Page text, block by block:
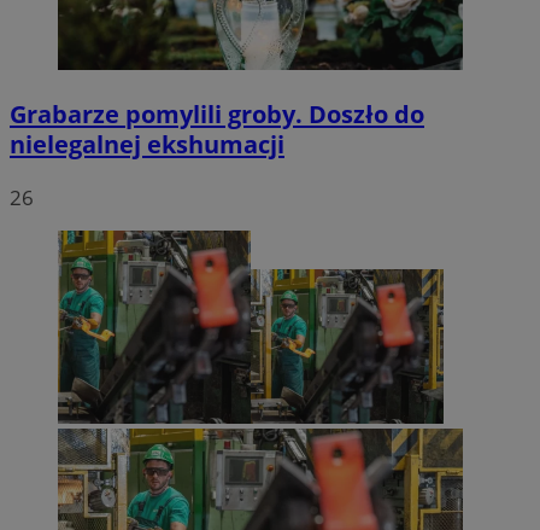
Grabarze pomylili groby. Doszło do
nielegalnej ekshumacji
26